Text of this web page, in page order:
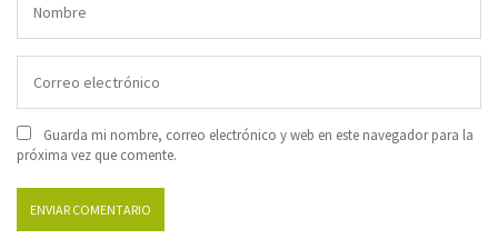
Guarda mi nombre, correo electrónico y web en este navegador para la
próxima vez que comente.